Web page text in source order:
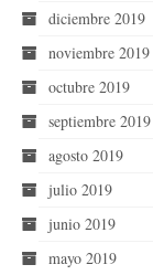
diciembre 2019
noviembre 2019
octubre 2019
septiembre 2019
agosto 2019
julio 2019
junio 2019
mayo 2019